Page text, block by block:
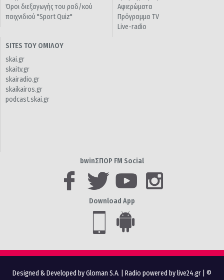
Όροι διεξαγωγής του ραδ/κού
παιχνιδιού "Sport Quiz"
Αφιερώματα
Πρόγραμμα TV
Live-radio
SITES ΤΟΥ ΟΜΙΛΟΥ
skai.gr
skaitv.gr
skairadio.gr
skaikairos.gr
podcast.skai.gr
bwinΣΠΟΡ FM Social
Download App
Designed & Developed by Gloman S.A. Radio powered by live24.gr | ©